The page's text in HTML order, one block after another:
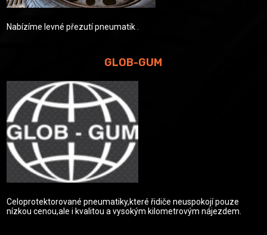
Nabízíme levné přezutí pneumatik .
GLOB-GUM
Celoprotektorované pneumatiky,které řidiče neuspokojí pouze
nízkou cenou,ale i kvalitou a vysokým kilometrovým nájezdem.